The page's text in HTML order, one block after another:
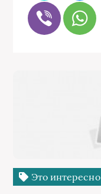
Это интересно